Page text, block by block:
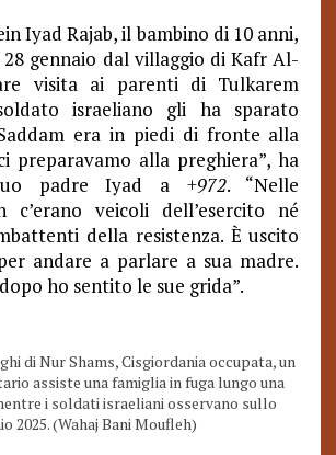
Iyad Rajab, il bambino di 10 anni,
gennaio dal villaggio di Kafr Al-
visita ai parenti di Tulkarem
israeliano gli ha sparato
era in piedi di fronte alla
preparavamo alla preghiera”, ha
padre Iyad a +972. “Nelle
c’erano veicoli dell’esercito né
della resistenza. È uscito
andare a parlare a sua madre.
ho sentito le sue grida”.
di Nur Shams, Cisgiordania occupata, un
assiste una famiglia in fuga lungo una
i soldati israeliani osservano sullo
2025. (Wahaj Bani Moufleh)